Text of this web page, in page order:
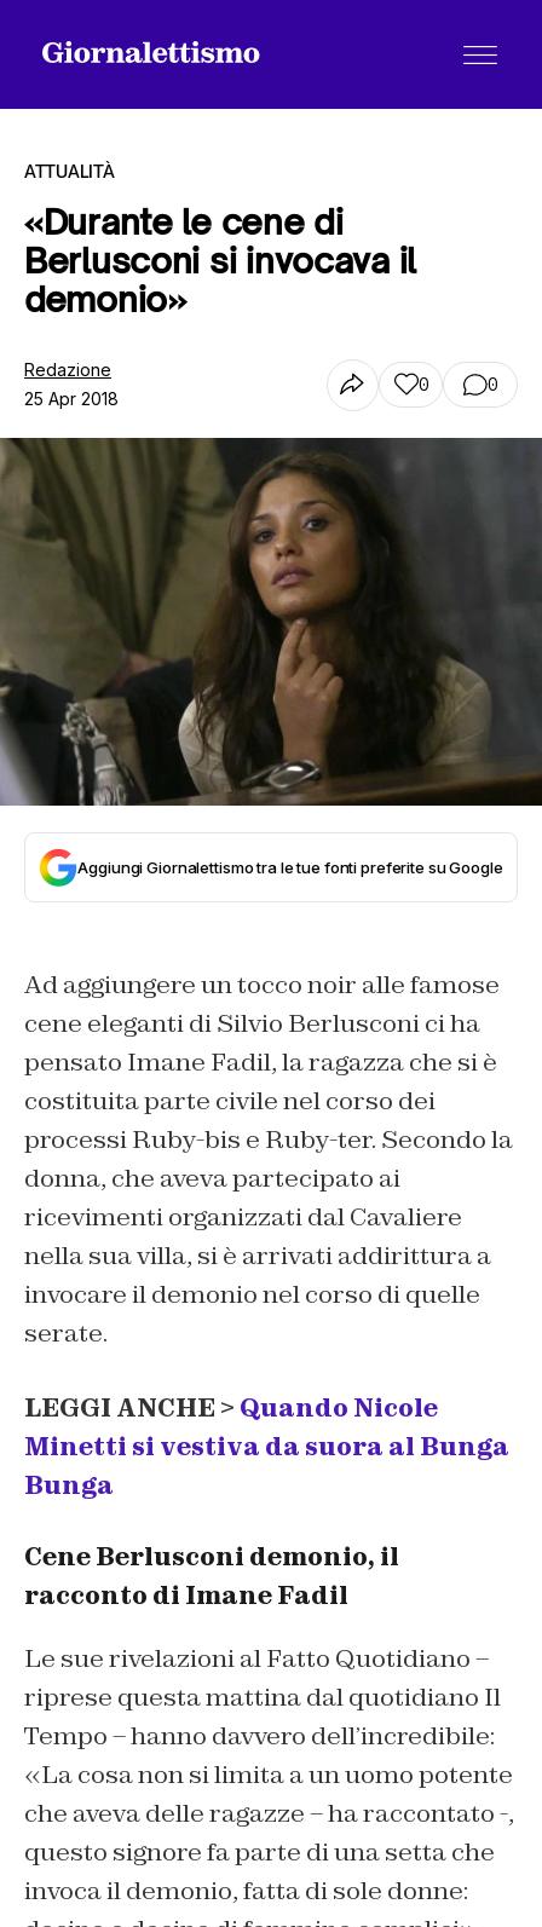
Tutti gli articoli
Chi siamo
Contatti
ATTUALITÀ
«Durante le cene di
Berlusconi si invocava il
demonio»
Redazione
25 Apr 2018
0 0
Aggiungi Giornalettismo tra le tue fonti preferite su Google
Ad aggiungere un tocco noir alle famose
cene eleganti di Silvio Berlusconi ci ha
pensato Imane Fadil, la ragazza che si è
costituita parte civile nel corso dei
processi Ruby-bis e Ruby-ter. Secondo la
donna, che aveva partecipato ai
ricevimenti organizzati dal Cavaliere
nella sua villa, si è arrivati addirittura a
invocare il demonio nel corso di quelle
serate.
LEGGI ANCHE > Quando Nicole
Minetti si vestiva da suora al Bunga
Bunga
Cene Berlusconi demonio, il
racconto di Imane Fadil
Le sue rivelazioni al Fatto Quotidiano –
riprese questa mattina dal quotidiano Il
Tempo – hanno davvero dell’incredibile:
«La cosa non si limita a un uomo potente
che aveva delle ragazze – ha raccontato -,
questo signore fa parte di una setta che
invoca il demonio, fatta di sole donne: